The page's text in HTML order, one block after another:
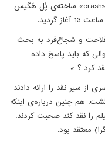
اکران نسخه‌ی دوبله شده‌ی فیلم «تصادف» یا «crash» ساخته‌ی پُل هَگیس
فلاحت و شجاع‌فرد به بحث
که باید پاسخ داده
کرد ؟ »
از سیر نقد را ارائه دادند
هم چنین درباره‌ی اینکه
را نقد کند صحبت کردند.
معتقد بود.